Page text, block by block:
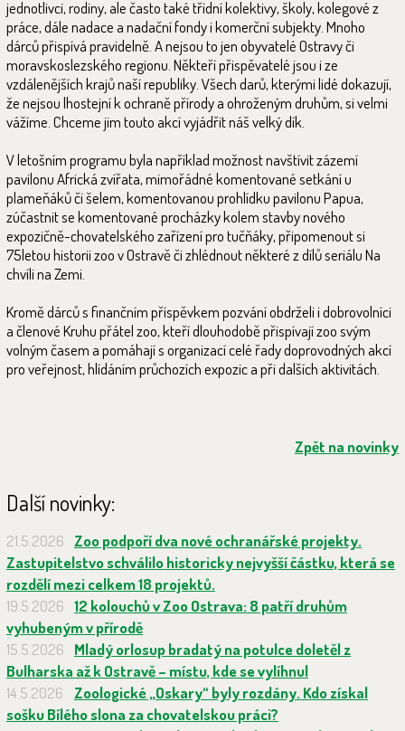
jednotlivci, rodiny, ale často také třídní kolektivy, školy, kolegové z
práce, dále nadace a nadační fondy i komerční subjekty. Mnoho
dárců přispívá pravidelně. A nejsou to jen obyvatelé Ostravy či
moravskoslezského regionu. Někteří přispěvatelé jsou i ze
vzdálenějších krajů naší republiky. Všech darů, kterými lidé dokazují,
že nejsou lhostejní k ochraně přírody a ohroženým druhům, si velmi
vážíme. Chceme jim touto akcí vyjádřit náš velký dík.
V letošním programu byla například možnost navštívit zázemí
pavilonu Africká zvířata, mimořádné komentované setkání u
plameňáků či šelem, komentovanou prohlídku pavilonu Papua,
zúčastnit se komentované procházky kolem stavby nového
expozičně-chovatelského zařízení pro tučňáky, připomenout si
75letou historii zoo v Ostravě či zhlédnout některé z dílů seriálu Na
chvíli na Zemi.
Kromě dárců s finančním příspěvkem pozvání obdrželi i dobrovolníci
a členové Kruhu přátel zoo, kteří dlouhodobě přispívají zoo svým
volným časem a pomáhají s organizací celé řady doprovodných akcí
pro veřejnost, hlídáním průchozích expozic a při dalších aktivitách.
Zpět na novinky
Další novinky:
21.5.2026
Zoo podpoří dva nové ochranářské projekty.
Zastupitelstvo schválilo historicky nejvyšší částku, která se
rozdělí mezi celkem 18 projektů.
19.5.2026 12 kolouchů v Zoo Ostrava: 8 patří druhům
vyhubeným v přírodě
15.5.2026
Mladý orlosup bradatý na potulce doletěl z
Bulharska až k Ostravě – místu, kde se vylíhnul
14.5.2026
Zoologické „Oskary“ byly rozdány. Kdo získal
sošku Bílého slona za chovatelskou práci?